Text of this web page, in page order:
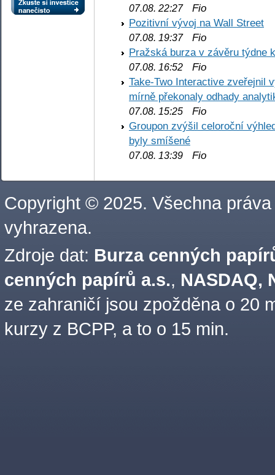
07.08. 22:27Fio
Pozitivní vývoj na Wall Street
07.08. 19:37Fio
Pražská burza v závěru týdne
07.08. 16:52 Fio
Take-Two Interactive zveřejnil
mírně překonaly odhady
07.08. 15:25 Fio
Groupon zvýšil celoroční
byly smíšené
07.08. 13:39 Fio
Copyright © 2025. Všechna práva
vyhrazena.
Zdroje dat: Burza cenných
cenných papírů a.s., NASDAQ,
ze zahraničí jsou zpožděna o 20
kurzy z BCPP, a to o 15 min.